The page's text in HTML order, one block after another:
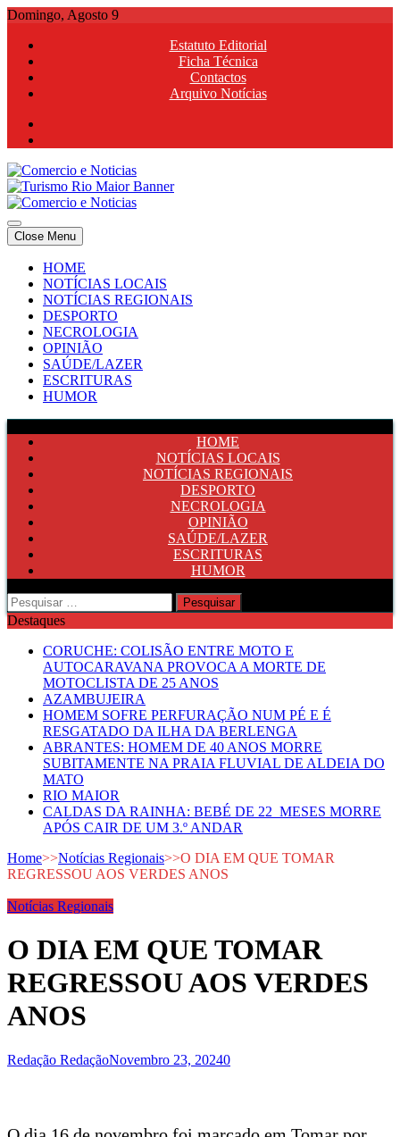
Skip
content
Domingo, Agosto 9
Estatuto Editorial
Ficha Técnica
Contactos
Arquivo Notícias
Comercio e Noticias
Notícias e Publicidade Online
Comercio e Noticias
Notícias e Publicidade Online
Close Menu
HOME
NOTÍCIAS LOCAIS
NOTÍCIAS REGIONAIS
DESPORTO
NECROLOGIA
OPINIÃO
SAÚDE/LAZER
ESCRITURAS
HUMOR
HOME
NOTÍCIAS LOCAIS
NOTÍCIAS REGIONAIS
DESPORTO
NECROLOGIA
OPINIÃO
SAÚDE/LAZER
ESCRITURAS
HUMOR
Pesquisar
por:
Destaques
CORUCHE: COLISÃO ENTRE MOTO E
AUTOCARAVANA PROVOCA A MORTE DE
MOTOCLISTA DE 25 ANOS
AZAMBUJEIRA
HOMEM SOFRE PERFURAÇÃO NUM PÉ E É
RESGATADO DA ILHA DA BERLENGA
ABRANTES: HOMEM DE 40 ANOS MORRE
SUBITAMENTE NA PRAIA FLUVIAL DE ALDEIA DO
MATO
RIO MAIOR
CALDAS DA RAINHA: BEBÉ DE 22 MESES MORRE
APÓS CAIR DE UM 3.º ANDAR
Home>>Notícias Regionais>>O DIA EM QUE TOMAR
REGRESSOU AOS VERDES ANOS
Notícias Regionais
O DIA EM QUE TOMAR
REGRESSOU AOS VERDES
ANOS
Redação RedaçãoNovembro 23, 20240